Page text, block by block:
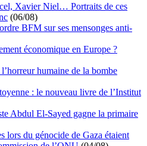
Xavier Niel… Portraits de ces
(06/08)
BFM sur ses mensonges anti-
économique en Europe ?
humaine de la bombe
: le nouveau livre de l’Institut
Abdul El-Sayed gagne la primaire
lors du génocide de Gaza étaient